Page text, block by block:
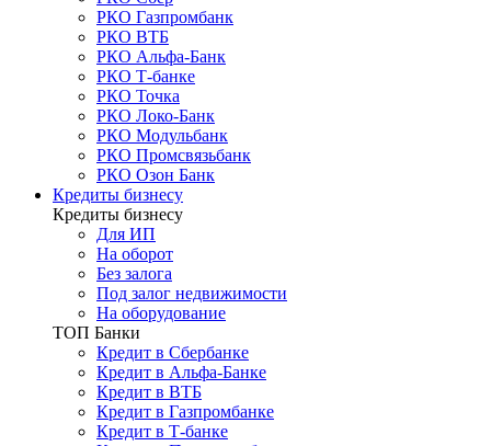
РКО Газпромбанк
РКО ВТБ
РКО Альфа-Банк
РКО Т-банке
РКО Точка
РКО Локо-Банк
РКО Модульбанк
РКО Промсвязьбанк
РКО Озон Банк
Кредиты бизнесу
Кредиты бизнесу
Для ИП
На оборот
Без залога
Под залог недвижимости
На оборудование
ТОП Банки
Кредит в Сбербанке
Кредит в Альфа-Банке
Кредит в ВТБ
Кредит в Газпромбанке
Кредит в Т-банке